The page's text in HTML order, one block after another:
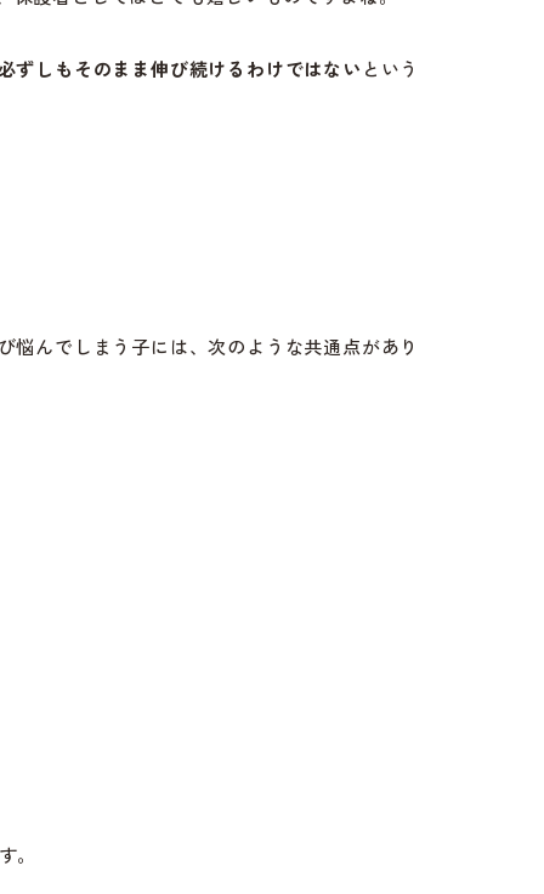
ずしもそのまま伸び続けるわけではない という
んでしまう子には、次のような共通点があり
。